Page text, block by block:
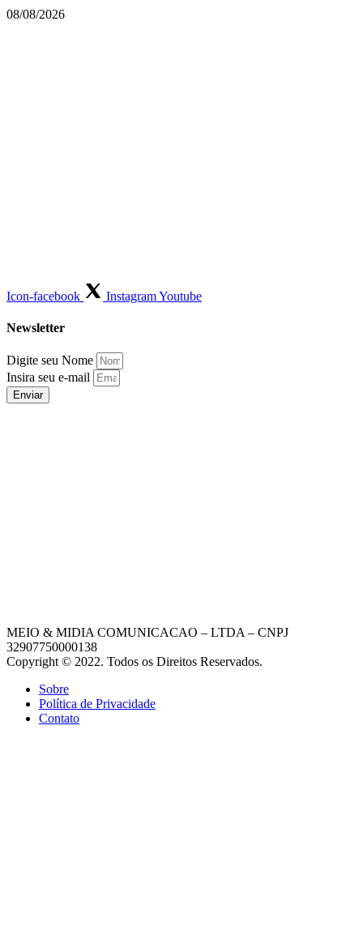
08/08/2026
Icon-facebook InstagramYoutube
Newsletter
Digite seu Nome
Insira seu e-mail
Enviar
MEIO & MIDIA COMUNICACAO – LTDA – CNPJ
32907750000138
Copyright © 2022. Todos os Direitos Reservados.
Sobre
Política de Privacidade
Contato